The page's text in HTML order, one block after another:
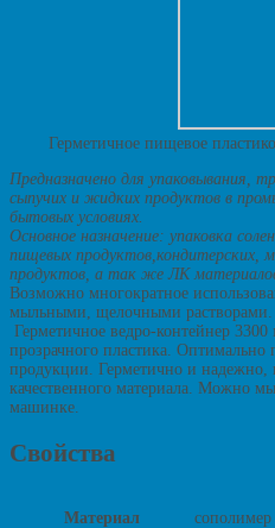
Герметичное пищевое
Предназначено для упаковывания,
сыпучих и жидких продуктов в
бытовых условиях.
Основное назначение: упаковка
пищевых продуктов,кондитерских,
продуктов, а так же ЛК
Возможно многократное
мыльными, щелочными растворами.
Герметичное ведро-контейнер
прозрачного пластика. Оптимально
продукции. Герметично и надежно,
качественного материала. Можно
машинке.
Свойства
Материал